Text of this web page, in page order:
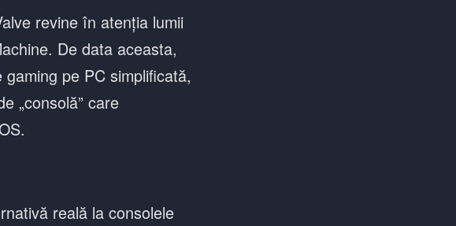
revine în atenția lumii
De data aceasta,
pe PC simplificată,
„consolă” care
reală la consolele